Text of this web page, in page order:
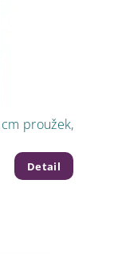
proužek,
Detail